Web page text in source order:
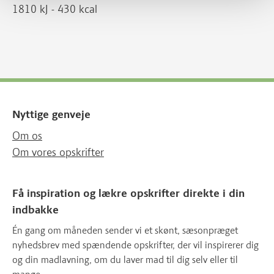
1810 kJ - 430 kcal
Nyttige genveje
Om os
Om vores opskrifter
Få inspiration og lækre opskrifter direkte i din
indbakke
Én gang om måneden sender vi et skønt, sæsonpræget
nyhedsbrev med spændende opskrifter, der vil inspirerer dig
og din madlavning, om du laver mad til dig selv eller til